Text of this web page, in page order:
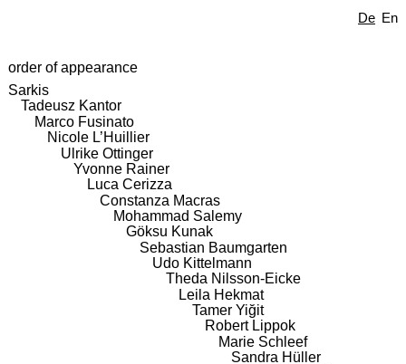
De En
order of appearance
Sarkis
Tadeusz Kantor
Marco Fusinato
Nicole L’Huillier
Ulrike Ottinger
Yvonne Rainer
Luca Cerizza
Constanza Macras
Mohammad Salemy
Göksu Kunak
Sebastian Baumgarten
Udo Kittelmann
Theda Nilsson-Eicke
Leila Hekmat
Tamer Yiğit
Robert Lippok
Marie Schleef
Sandra Hüller